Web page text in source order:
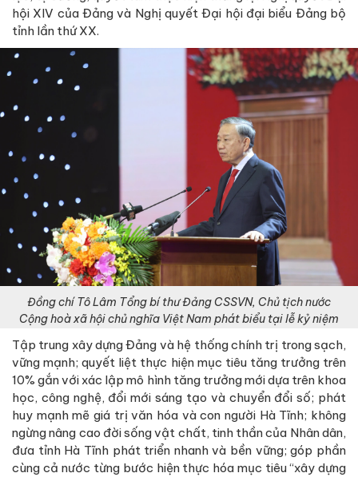
hội XIV của Đảng và Nghị quyết Đại hội đại biểu Đảng bộ
tỉnh lần thứ XX.
Đồng chí Tô Lâm Tổng bí thư Đảng CSSVN, Chủ tịch nước
Cộng hoà xã hội chủ nghĩa Việt Nam phát biểu tại lễ kỷ niệm
Tập trung xây dựng Đảng và hệ thống chính trị trong sạch,
vững mạnh; quyết liệt thực hiện mục tiêu tăng trưởng trên
10% gắn với xác lập mô hình tăng trưởng mới dựa trên khoa
học, công nghệ, đổi mới sáng tạo và chuyển đổi số; phát
huy mạnh mẽ giá trị văn hóa và con người Hà Tĩnh; không
ngừng nâng cao đời sống vật chất, tinh thần của Nhân dân,
đưa tỉnh Hà Tĩnh phát triển nhanh và bền vững; góp phần
cùng cả nước từng bước hiện thực hóa mục tiêu “xây dựng